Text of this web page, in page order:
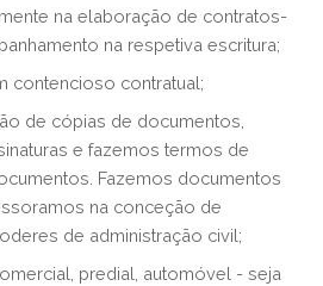
na elaboração de contratos-
na respetiva escritura;
contencioso contratual;
de cópias de documentos,
e fazemos termos de
Fazemos documentos
na conceção de
de administração civil;
predial, automóvel - seja